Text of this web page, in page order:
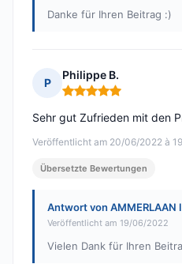
Danke für Ihren Beitrag :)
P
Philippe B.
Hinweis: 5 von 5
Veröffentlicht am 20/06/2022 à
Sehr gut Zufrieden mit den
Übersetzte Bewertungen
Antwort von AMMERLAAN
Veröffentlicht am 19/06/2022
Vielen Dank für Ihren